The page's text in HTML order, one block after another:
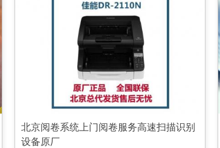
北京阅卷系统上门阅卷服务高速扫描识别
设备原厂